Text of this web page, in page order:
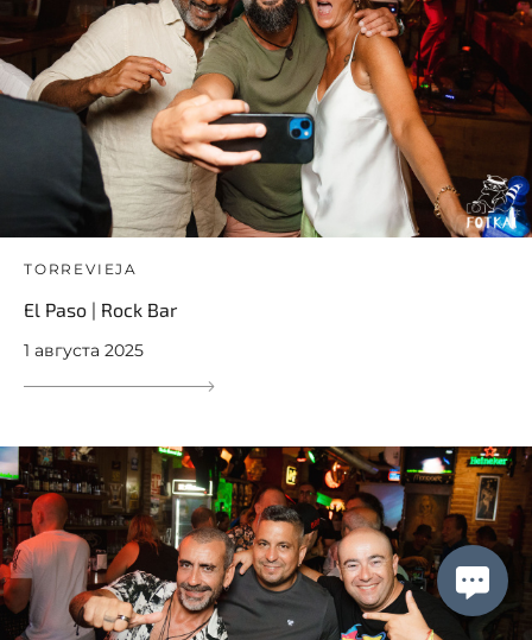
TORREVIEJA
El Paso | Rock Bar
1 августа 2025